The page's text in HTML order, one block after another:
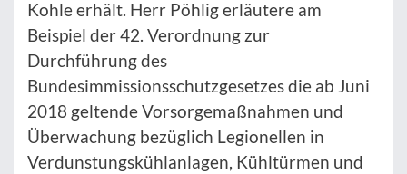
Kohle erhält. Herr Pöhlig erläutere am
Beispiel der 42. Verordnung zur
Durchführung des
Bundesimmissionsschutzgesetzes die ab Juni
2018 geltende Vorsorgemaßnahmen und
Überwachung bezüglich Legionellen in
Verdunstungskühlanlagen, Kühltürmen und